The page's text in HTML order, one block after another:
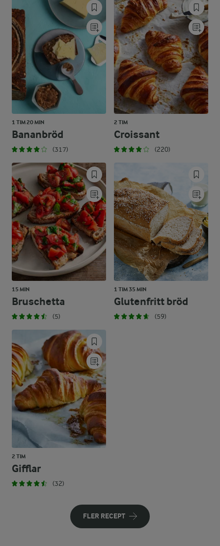
1 TIM 20 MIN
Bananbröd
(317)
2 TIM
Croissant
(220)
15 MIN
Bruschetta
(5)
1 TIM 35 MIN
Glutenfritt bröd
(59)
2 TIM
Gifflar
(32)
FLER RECEPT